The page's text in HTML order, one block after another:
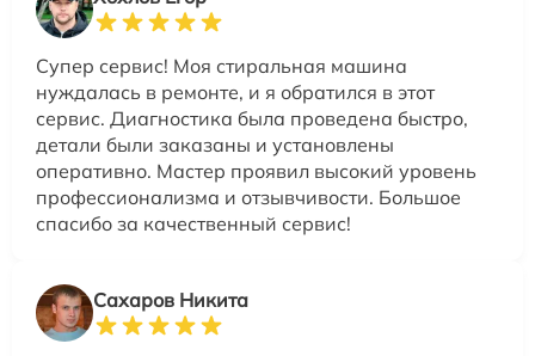
Супер сервис! Моя стиральная машина
нуждалась в ремонте, и я обратился в этот
сервис. Диагностика была проведена быстро,
детали были заказаны и установлены
оперативно. Мастер проявил высокий уровень
профессионализма и отзывчивости. Большое
спасибо за качественный сервис!
Сахаров Никита